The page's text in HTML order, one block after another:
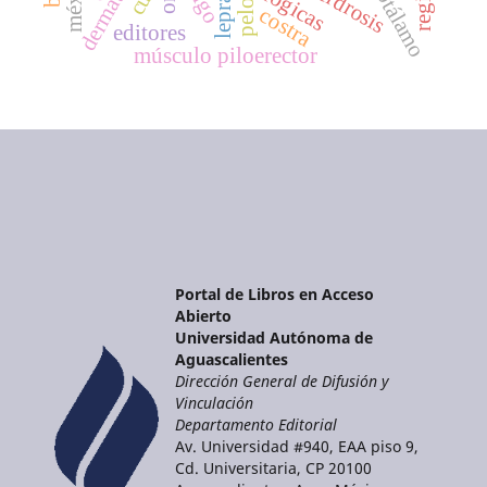
pelocostra
lepra
músculo piloerector
editores
Portal de Libros en Acceso
Abierto
Universidad Autónoma de
Aguascalientes
Dirección General de Difusión y
Vinculación
Departamento Editorial
Av. Universidad #940, EAA piso 9,
Cd. Universitaria, CP 20100